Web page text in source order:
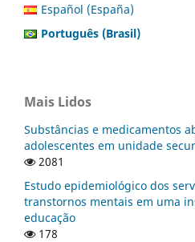
Español (España)
Português (Brasil)
Mais Lidos
Substâncias e medicamentos
adolescentes em unidade
2081
Estudo epidemiológico dos
transtornos mentais em uma
educação
178